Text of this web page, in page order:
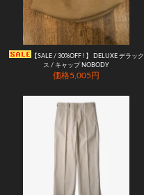
【SALE / 30%OFF ! 】 DELUXE デラック
ス / キャップ NOBODY
価格5,005円